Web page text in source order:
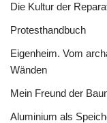
Die Kultur der
Protesthandbuch
Eigenheim. Vom
Wänden
Mein Freund der
Aluminium als